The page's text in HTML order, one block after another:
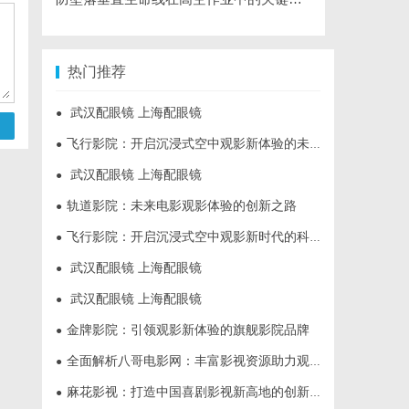
热门推荐
● 武汉配眼镜 上海配眼镜
● 飞行影院：开启沉浸式空中观影新体验的未来趋势
● 武汉配眼镜 上海配眼镜
● 轨道影院：未来电影观影体验的创新之路
● 飞行影院：开启沉浸式空中观影新时代的科技体验
● 武汉配眼镜 上海配眼镜
● 武汉配眼镜 上海配眼镜
● 金牌影院：引领观影新体验的旗舰影院品牌
● 全面解析八哥电影网：丰富影视资源助力观影体验升级
● 麻花影视：打造中国喜剧影视新高地的创新典范